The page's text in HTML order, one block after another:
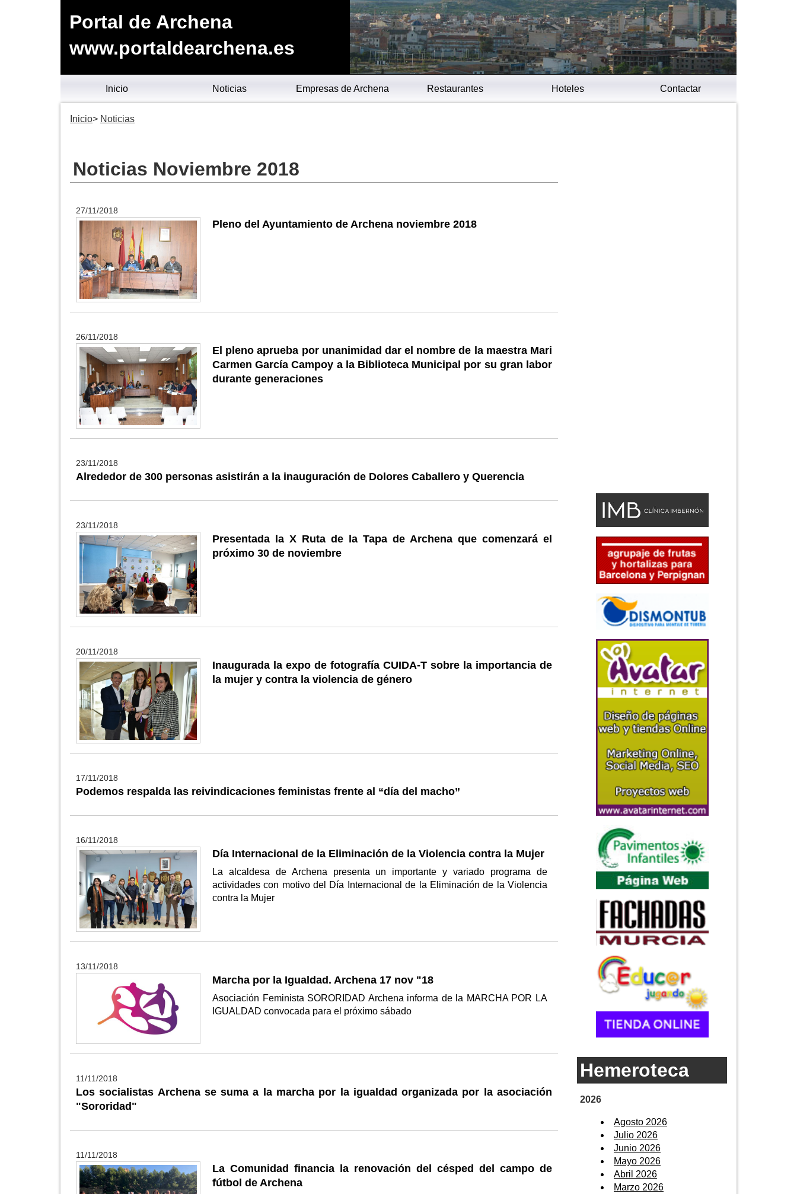
Portal de Archena
www.portaldearchena.es
Inicio Noticias Empresas de Archena Restaurantes Hoteles Contactar
Inicio Noticias
Noticias Noviembre 2018
27/11/2018
Pleno del Ayuntamiento de Archena noviembre 2018
26/11/2018
El pleno aprueba por unanimidad dar el nombre de la maestra Mari
Carmen García Campoy a la Biblioteca Municipal por su gran labor
durante generaciones
23/11/2018
Alrededor de 300 personas asistirán a la inauguración de Dolores Caballero y Querencia
23/11/2018
Presentada la X Ruta de la Tapa de Archena que comenzará el
próximo 30 de noviembre
20/11/2018
Inaugurada la expo de fotografía CUIDA-T sobre la importancia de
la mujer y contra la violencia de género
17/11/2018
Podemos respalda las reivindicaciones feministas frente al “día del macho”
16/11/2018
Día Internacional de la Eliminación de la Violencia contra la Mujer
La alcaldesa de Archena presenta un importante y variado programa de
actividades con motivo del Día Internacional de la Eliminación de la Violencia
contra la Mujer
13/11/2018
Marcha por la Igualdad. Archena 17 nov "18
Asociación Feminista SORORIDAD Archena informa de la MARCHA POR LA
IGUALDAD convocada para el próximo sábado
11/11/2018
Los socialistas Archena se suma a la marcha por la igualdad organizada por la asociación
"Sororidad"
11/11/2018
La Comunidad financia la renovación del césped del campo de
fútbol de Archena
Hemeroteca
2026
Agosto 2026
Julio 2026
Junio 2026
Mayo 2026
Abril 2026
Marzo 2026